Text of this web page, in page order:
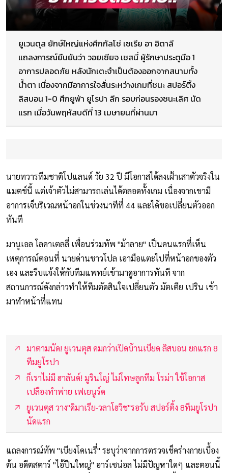
ยูเวนตุส ยักษ์ใหญ่แห่งศึกกัลโช่ เซเรีย อา อิตาลี
แถลงการณ์ยืนยันว่า วอยเซียจ เชสนี่ ผู้รักษาประตูมือ 1
อาการปลอดภัย หลังนักเตะจำเป็นต้องออกจากสนามทั้ง
น้ำตา เนื่องจากมีอาการใจสั่นระหว่างเกมที่ชนะ สปอร์ติ้ง
ลิสบอน 1-0 ศึกยูฟ่า ยูโรปา ลีก รอบก่อนรองชนะเลิศ นัด
แรก เมื่อวันพฤหัสบดีที่ 13 เมษายนที่ผ่านมา
นายทวารทีมชาติโปแลนด์ วัย 32 ปี มีโอกาสได้ลงเฝ้าเสาตัวจริงใน
แมตช์นี้ แต่เจ้าตัวไม่สามารถเล่นได้ตลอดทั้งเกม เนื่องจากเขามี
อาการเจ็บริเวณหน้าอกในช่วงนาทีที่ 44 และได้ขอเปลี่ยนตัวออก
ทันที
มานูเอล โลคาเตลลี่ เพื่อนร่วมทัพ "ม้าลาย" เป็นคนแรกที่เห็น
เหตุการณ์ตอนที่ นายด่านชาวโปล เอามือแตะไปที่หน้าอกของตัว
เอง และรีบแจ้งให้กับทีมแพทย์เข้ามาดูอาการทันที จาก
สถานการณ์ดังกล่าวทำให้ทีมตัดสินใจเปลี่ยนตัว มัตเตีย เปริน เข้า
มาทำหน้าที่แทน
มาตามนัด! ยูเวนตุส คมกว่าเปิดบ้านเบียด ลิสบอน ยกแรก 8
ทีมยูโรปา
ก็เราไม่มี ฮาลันด์! มูรินโญ่ ไม่โทษลูกทีม โรม่า ใช้โอกาส
เปลืองทำพ่าย เฟเยนูร์ด
ยูเวนตุส วาง"ดิมาเรีย-วลาโฮวิช"รอรับ สปอร์ติ้ง 8ทีมยูโรปา
นัดแรก
แถลงการณ์ทัพ "เบียงโคเนรี่" ระบุว่าจากการตรวจเช็คร่างกายเบื้อง
ต้น อดีตสตาร์ "ไอ้ปืนใหญ่" อาร์เซน่อล ไม่มีปัญหาใดๆ และตอนนี้